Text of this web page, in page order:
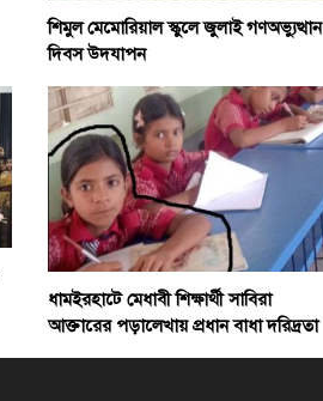
শিমুল মেমোরিয়াল স্কুলে জুলাই গণঅভ্যুত্থান
দিবস উদযাপন
ধামইরহাটে মেধাবী শিক্ষার্থী সাবিরা
আক্তারের পড়ালেখায় প্রধান বাধা দরিদ্রতা